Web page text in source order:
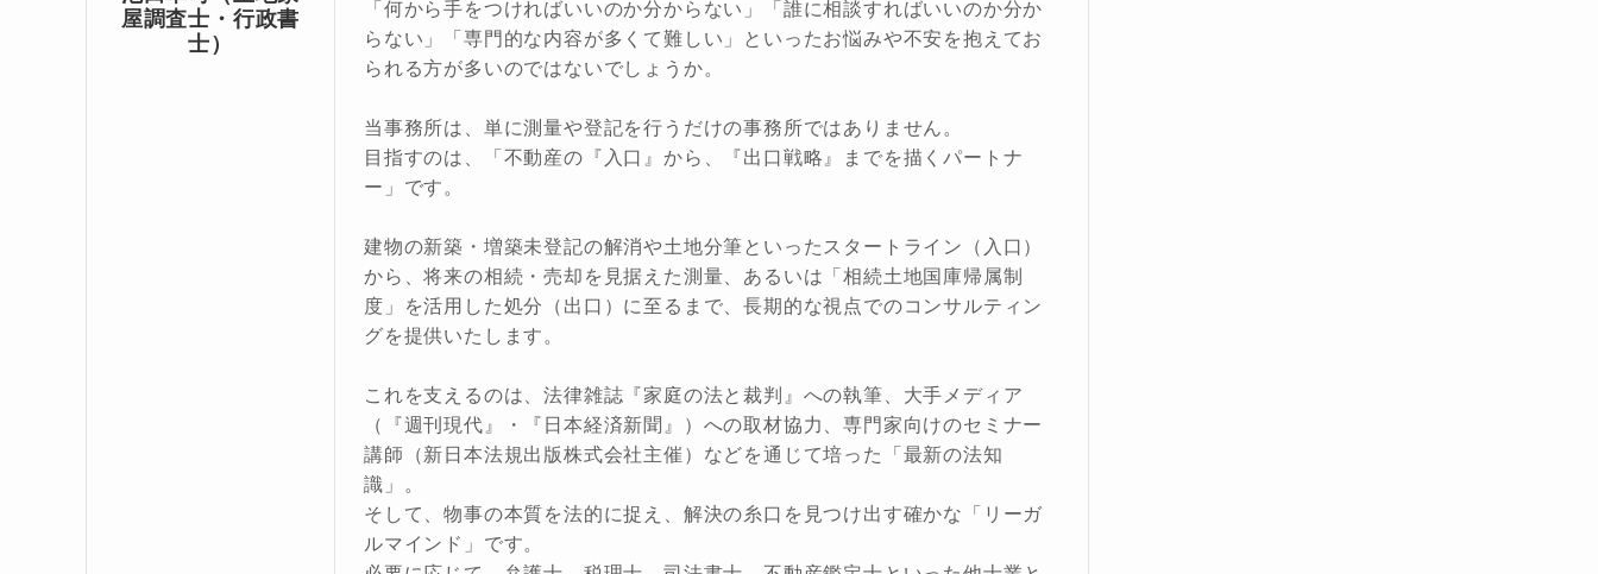
屋調査士・行政書
士）
「何から手をつければいいのか分からない」「誰に相談すればいいのか分か
らない」「専門的な内容が多くて難しい」といったお悩みや不安を抱えてお
られる方が多いのではないでしょうか。
当事務所は、単に測量や登記を行うだけの事務所ではありません。
目指すのは、「不動産の『入口』から、『出口戦略』までを描くパートナ
ー」です。
建物の新築・増築未登記の解消や土地分筆といったスタートライン（入口）
から、将来の相続・売却を見据えた測量、あるいは「相続土地国庫帰属制
度」を活用した処分（出口）に至るまで、長期的な視点でのコンサルティン
グを提供いたします。
これを支えるのは、法律雑誌『家庭の法と裁判』への執筆、大手メディア
（『週刊現代』・『日本経済新聞』）への取材協力、専門家向けのセミナー
講師（新日本法規出版株式会社主催）などを通じて培った「最新の法知
識」。
そして、物事の本質を法的に捉え、解決の糸口を見つけ出す確かな「リーガ
ルマインド」です。